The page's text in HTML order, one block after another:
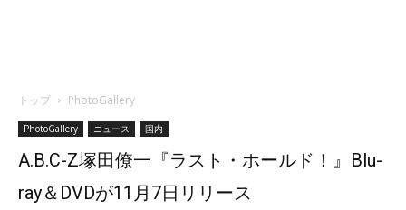
トップ PhotoGallery
PhotoGallery ニュース 国内
A.B.C-Z塚田僚一『ラスト・ホールド！』Blu-
ray＆DVDが11月7日リリース